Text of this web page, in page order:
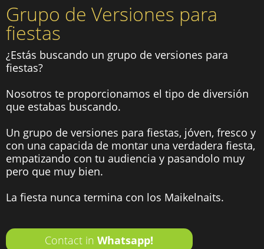
Grupo de Versiones para
fiestas
¿Estás buscando un grupo de versiones para
fiestas?
Nosotros te proporcionamos el tipo de diversión
que estabas buscando.
Un grupo de versiones para fiestas, jóven, fresco y
con una capacida de montar una verdadera fiesta,
empatizando con tu audiencia y pasandolo muy
pero que muy bien.
La fiesta nunca termina con los Maikelnaits.
Contact inWhatsapp!